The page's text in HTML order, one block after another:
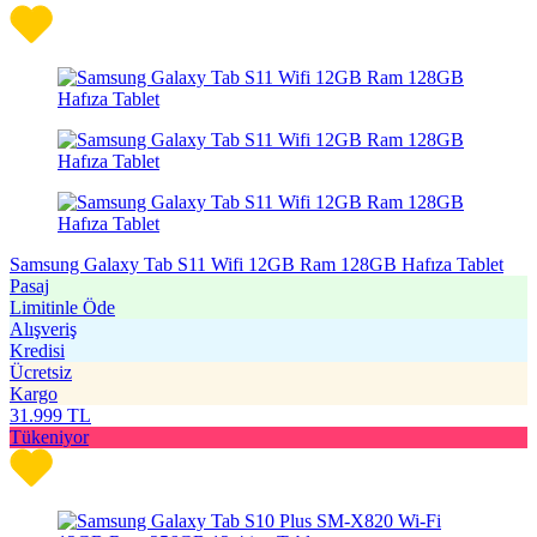
Samsung Galaxy Tab S11 Wifi 12GB Ram 128GB Hafıza Tablet
Pasaj
Limitinle Öde
Alışveriş
Kredisi
Ücretsiz
Kargo
31.999 TL
Tükeniyor